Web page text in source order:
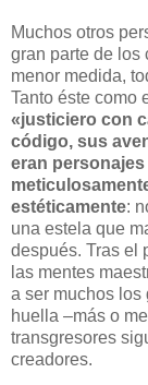
Muchos otros
gran parte de los
menor medida,
Tanto éste como
«justiciero con
código, sus
eran
estéticamente:
una estela que
después. Tras el
las mentes
a ser muchos
huella –más o
transgresores
creadores.